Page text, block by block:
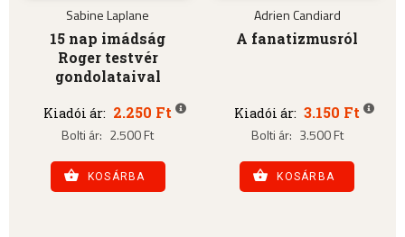
Sabine Laplane
15 nap imádság
Roger testvér
gondolataival
Kiadói ár: 2.250 Ft
Bolti ár: 2.500 Ft
KOSÁRBA
Adrien Candiard
A fanatizmusról
Kiadói ár: 3.150 Ft
Bolti ár: 3.500 Ft
KOSÁRBA